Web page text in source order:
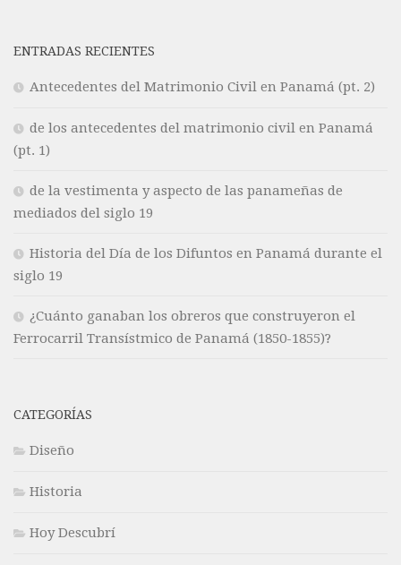
ENTRADAS RECIENTES
Antecedentes del Matrimonio Civil en Panamá (pt. 2)
de los antecedentes del matrimonio civil en Panamá
(pt. 1)
de la vestimenta y aspecto de las panameñas de
mediados del siglo 19
Historia del Día de los Difuntos en Panamá durante el
siglo 19
¿Cuánto ganaban los obreros que construyeron el
Ferrocarril Transístmico de Panamá (1850-1855)?
CATEGORÍAS
Diseño
Historia
Hoy Descubrí